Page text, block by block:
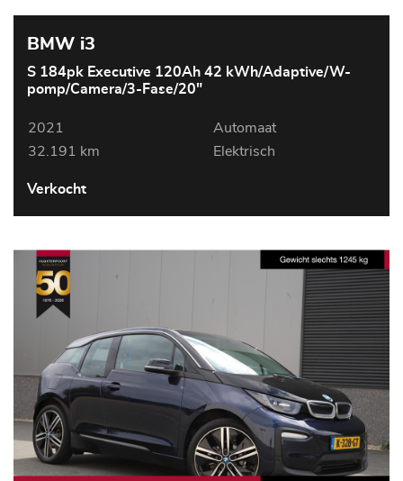
BMW i3
S 184pk Executive 120Ah 42 kWh/Adaptive/W-
pomp/Camera/3-Fase/20"
2021
Automaat
32.191 km
Elektrisch
Verkocht